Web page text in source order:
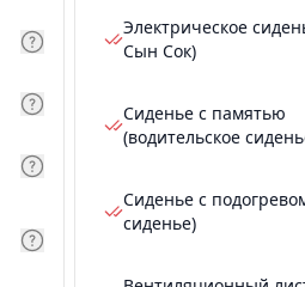
Электрическое
Сын Сок)
Сиденье с памятью
(водительское
Сиденье с
сиденье)